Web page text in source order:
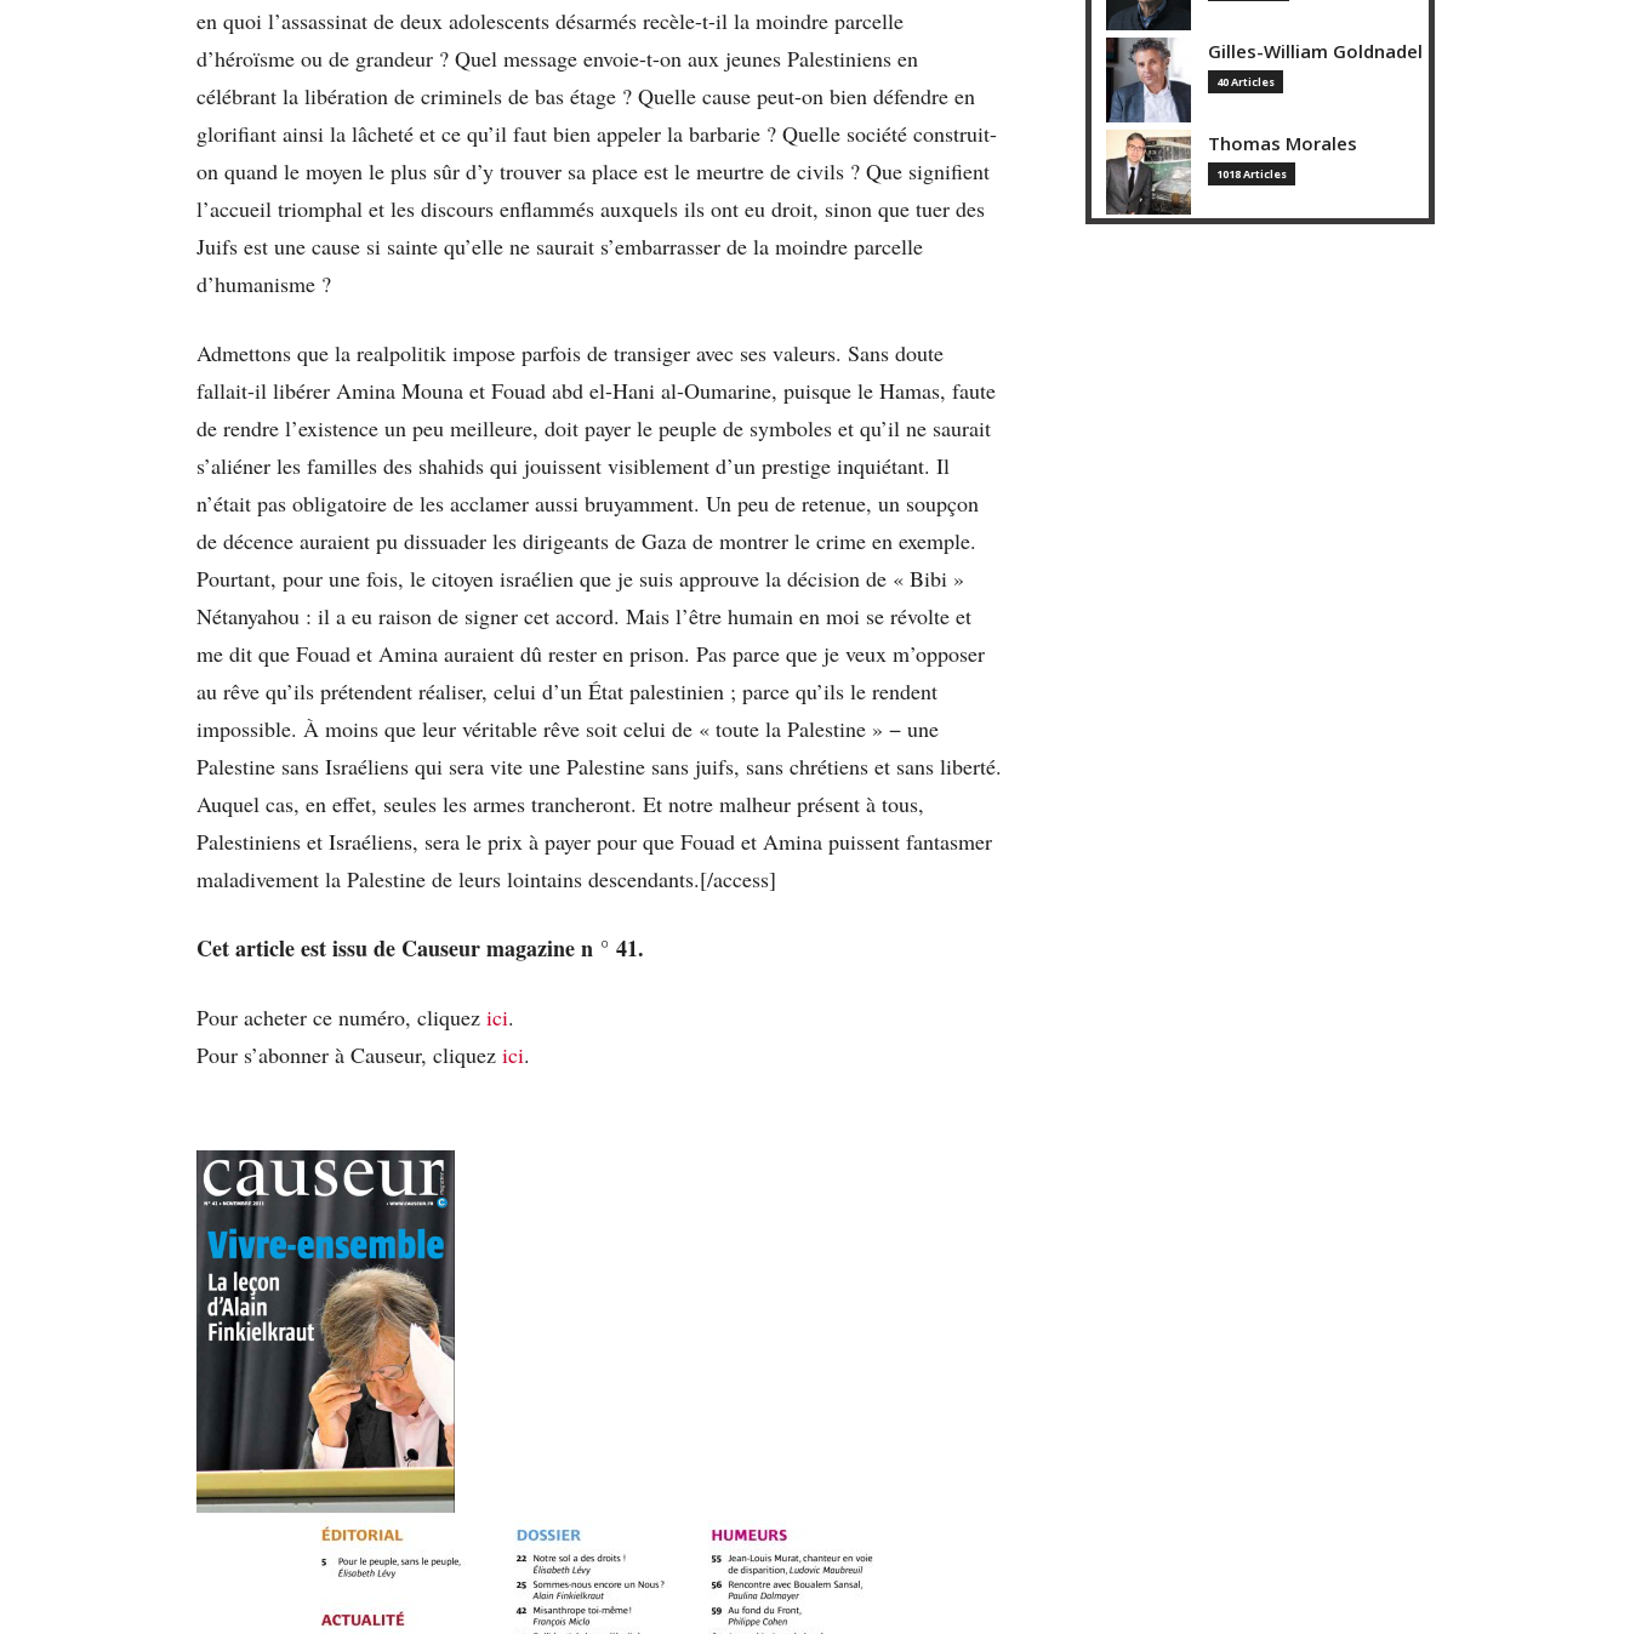
en quoi l’assassinat de deux adolescents désarmés recèle-t-il la moindre parcelle
d’héroïsme ou de grandeur ? Quel message envoie-t-on aux jeunes Palestiniens en
célébrant la libération de criminels de bas étage ? Quelle cause peut-on bien défendre en
glorifiant ainsi la lâcheté et ce qu’il faut bien appeler la barbarie ? Quelle société construit-
on quand le moyen le plus sûr d’y trouver sa place est le meurtre de civils ? Que signifient
l’accueil triomphal et les discours enflammés auxquels ils ont eu droit, sinon que tuer des
Juifs est une cause si sainte qu’elle ne saurait s’embarrasser de la moindre parcelle
d’humanisme ?
Admettons que la realpolitik impose parfois de transiger avec ses valeurs. Sans doute
fallait-il libérer Amina Mouna et Fouad abd el-Hani al-Oumarine, puisque le Hamas, faute
de rendre l’existence un peu meilleure, doit payer le peuple de symboles et qu’il ne saurait
s’aliéner les familles des shahids qui jouissent visiblement d’un prestige inquiétant. Il
n’était pas obligatoire de les acclamer aussi bruyamment. Un peu de retenue, un soupçon
de décence auraient pu dissuader les dirigeants de Gaza de montrer le crime en exemple.
Pourtant, pour une fois, le citoyen israélien que je suis approuve la décision de « Bibi »
Nétanyahou : il a eu raison de signer cet accord. Mais l’être humain en moi se révolte et
me dit que Fouad et Amina auraient dû rester en prison. Pas parce que je veux m’opposer
au rêve qu’ils prétendent réaliser, celui d’un État palestinien ; parce qu’ils le rendent
impossible. À moins que leur véritable rêve soit celui de « toute la Palestine » − une
Palestine sans Israéliens qui sera vite une Palestine sans juifs, sans chrétiens et sans liberté.
Auquel cas, en effet, seules les armes trancheront. Et notre malheur présent à tous,
Palestiniens et Israéliens, sera le prix à payer pour que Fouad et Amina puissent fantasmer
maladivement la Palestine de leurs lointains descendants.[/access]
Cet article est issu de Causeur magazine n ° 41.
Pour acheter ce numéro, cliquez ici.
Pour s’abonner à Causeur, cliquez ici.
Gilles-William Goldnadel
40 Articles
Thomas Morales
1018 Articles